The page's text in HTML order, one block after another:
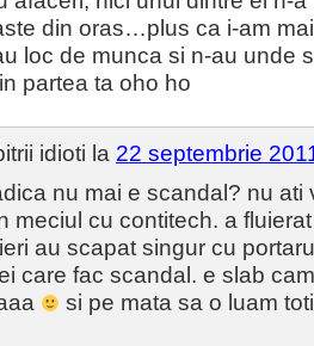
din oras…plus ca i-am
loc de munca si n-au unde
partea ta oho ho
idioti la 22 septembrie
nu mai e scandal? nu ati
meciul cu contitech. a
au scapat singur cu
care fac scandal. e slab
si pe mata sa o luam